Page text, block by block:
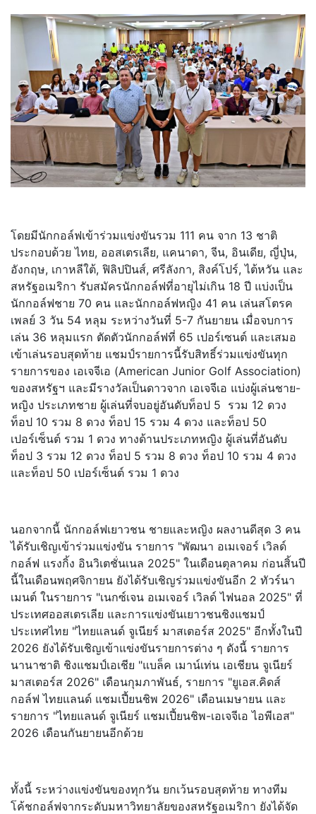
โดยมีนักกอล์ฟเข้าร่วมแข่งขันรวม 111 คน จาก 13 ชาติ
ประกอบด้วย ไทย, ออสเตรเลีย, แคนาดา, จีน, อินเดีย, ญี่ปุ่น,
อังกฤษ, เกาหลีใต้, ฟิลิปปินส์, ศรีลังกา, สิงค์โปร์, ไต้หวัน และ
สหรัฐอเมริกา รับสมัครนักกอล์ฟที่อายุไม่เกิน 18 ปี แบ่งเป็น
นักกอล์ฟชาย 70 คน และนักกอล์ฟหญิง 41 คน เล่นสโตรค
เพลย์ 3 วัน 54 หลุม ระหว่างวันที่ 5-7 กันยายน เมื่อจบการ
เล่น 36 หลุมแรก ตัดตัวนักกอล์ฟที่ 65 เปอร์เซนต์ และเสมอ
เข้าเล่นรอบสุดท้าย แชมป์รายการนี้รับสิทธิ์ร่วมแข่งขันทุก
รายการของ เอเจจีเอ (American Junior Golf Association)
ของสหรัฐฯ และมีรางวัลเป็นดาวจาก เอเจจีเอ แบ่งผู้เล่นชาย-
หญิง ประเภทชาย ผู้เล่นที่จบอยู่อันดับท็อป 5 รวม 12 ดวง
ท็อป 10 รวม 8 ดวง ท็อป 15 รวม 4 ดวง และท็อป 50
เปอร์เซ็นต์ รวม 1 ดวง ทางด้านประเภทหญิง ผู้เล่นที่อันดับ
ท็อป 3 รวม 12 ดวง ท็อป 5 รวม 8 ดวง ท็อป 10 รวม 4 ดวง
และท็อป 50 เปอร์เซ็นต์ รวม 1 ดวง
นอกจากนี้ นักกอล์ฟเยาวชน ชายและหญิง ผลงานดีสุด 3 คน
ได้รับเชิญเข้าร่วมแข่งขัน รายการ "พัฒนา อเมเจอร์ เวิลด์
กอล์ฟ แรงกิ้ง อินวิเตชั่นเนล 2025" ในเดือนตุลาคม ก่อนสิ้นปี
นี้ในเดือนพฤศจิกายน ยังได้รับเชิญร่วมแข่งขันอีก 2 ทัวร์นา
เมนต์ ในรายการ "เนกซ์เจน อเมเจอร์ เวิลด์ ไฟนอล 2025" ที่
ประเทศออสเตรเลีย และการแข่งขันเยาวชนชิงแชมป์
ประเทศไทย "ไทยแลนด์ จูเนียร์ มาสเตอร์ส 2025" อีกทั้งในปี
2026 ยังได้รับเชิญเข้าแข่งขันรายการต่าง ๆ ดังนี้ รายการ
นานาชาติ ชิงแชมป์เอเชีย "แบล็ค เมาน์เท่น เอเชียน จูเนียร์
มาสเตอร์ส 2026" เดือนกุมภาพันธ์, รายการ "ยูเอส.คิดส์
กอล์ฟ ไทยแลนด์ แชมเปี้ยนชิพ 2026" เดือนเมษายน และ
รายการ "ไทยแลนด์ จูเนียร์ แชมเปี้ยนชิพ-เอเจจีเอ ไอพีเอส"
2026 เดือนกันยายนอีกด้วย
ทั้งนี้ ระหว่างแข่งขันของทุกวัน ยกเว้นรอบสุดท้าย ทางทีม
โค้ชกอล์ฟจากระดับมหาวิทยาลัยของสหรัฐอเมริกา ยังได้จัด